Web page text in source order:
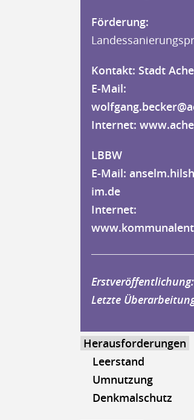
Förderung:
Kontakt: Stadt
E-Mail:
Internet:
LBBW
E-Mail:
im.de
Internet:
Letzte
Herausforderungen
Leerstand
Umnutzung
Denkmalschutz